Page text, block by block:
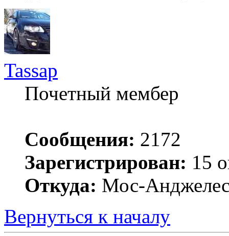
Tassap
Почетный мембер
Сообщения: 2172
Зарегистрирован: 15
Откуда: Мос-
Вернуться к началу